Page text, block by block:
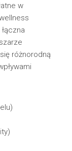
w
różnorodną